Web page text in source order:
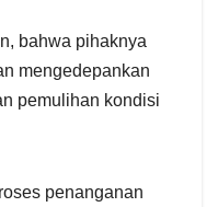
bahwa pihaknya
mengedepankan
pemulihan kondisi
penanganan